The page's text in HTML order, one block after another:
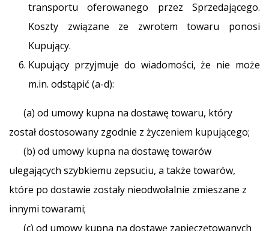
transportu oferowanego przez Sprzedającego.
Koszty związane ze zwrotem towaru ponosi
Kupujący.
Kupujący przyjmuje do wiadomości, że nie może
m.in. odstąpić (a-d):
(a) od umowy kupna na dostawę towaru, który
został dostosowany zgodnie z życzeniem kupującego;
(b) od umowy kupna na dostawę towarów
ulegających szybkiemu zepsuciu, a także towarów,
które po dostawie zostały nieodwołalnie zmieszane z
innymi towarami;
(c) od umowy kupna na dostawę zapieczętowanych